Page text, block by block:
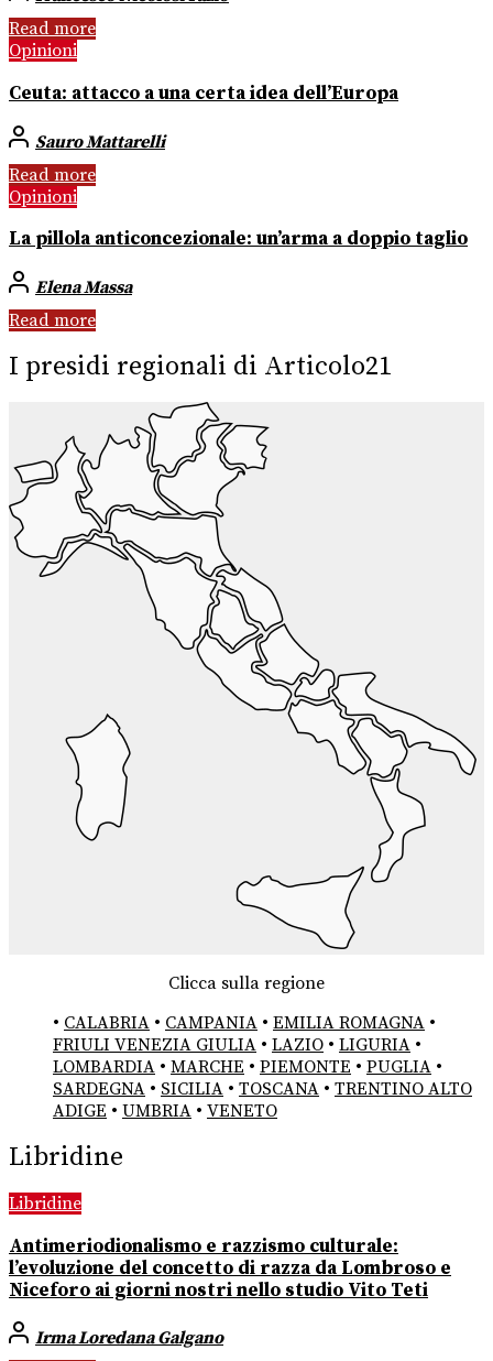
Read more
Opinioni
Ceuta: attacco a una certa idea dell’Europa
Sauro Mattarelli
Read more
Opinioni
La pillola anticoncezionale: un’arma a doppio taglio
Elena Massa
Read more
I presidi regionali di Articolo21
Clicca sulla regione
• CALABRIA • CAMPANIA • EMILIA ROMAGNA •
FRIULI VENEZIA GIULIA • LAZIO • LIGURIA •
LOMBARDIA • MARCHE • PIEMONTE • PUGLIA •
SARDEGNA • SICILIA • TOSCANA • TRENTINO ALTO
ADIGE • UMBRIA • VENETO
Libridine
Libridine
Antimeriodionalismo e razzismo culturale:
l’evoluzione del concetto di razza da Lombroso e
Niceforo ai giorni nostri nello studio Vito Teti
Irma Loredana Galgano